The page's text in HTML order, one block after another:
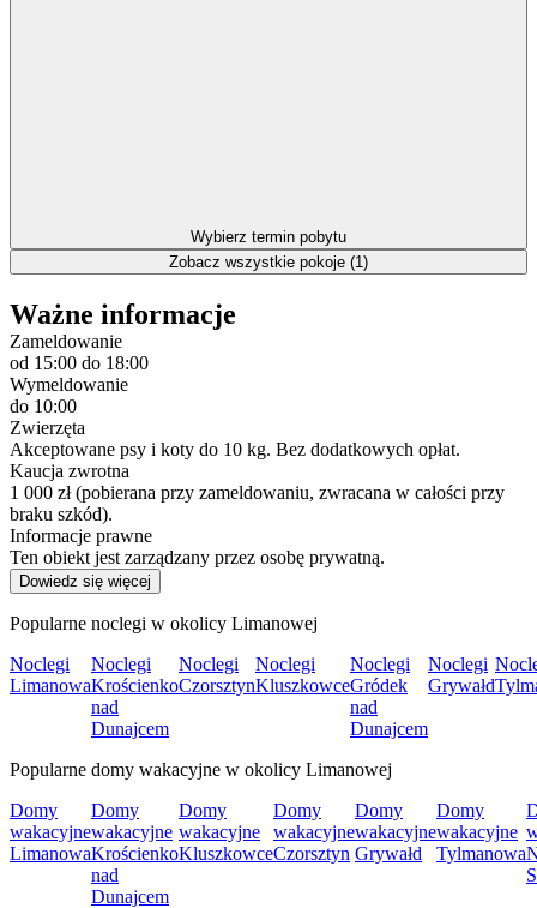
Wybierz termin pobytu
Zobacz wszystkie pokoje (1)
Ważne informacje
Zameldowanie
od 15:00 do 18:00
Wymeldowanie
do 10:00
Zwierzęta
Akceptowane psy i koty do 10 kg. Bez dodatkowych opłat.
Kaucja zwrotna
1 000 zł (pobierana przy zameldowaniu, zwracana w całości przy
braku szkód).
Informacje prawne
Ten obiekt jest zarządzany przez osobę prywatną.
Dowiedz się więcej
Popularne noclegi w okolicy Limanowej
Noclegi
Limanowa
Noclegi
Krościenko
nad
Dunajcem
Noclegi
Czorsztyn
Noclegi
Kluszkowce
Noclegi
Gródek
nad
Dunajcem
Noclegi
Grywałd
Popularne domy wakacyjne w okolicy Limanowej
Domy
wakacyjne
Limanowa
Domy
wakacyjne
Krościenko
nad
Dunajcem
Domy
wakacyjne
Kluszkowce
Domy
wakacyjne
Czorsztyn
Domy
wakacyjne
Grywałd
Domy
wakacyjne
Tylmanowa